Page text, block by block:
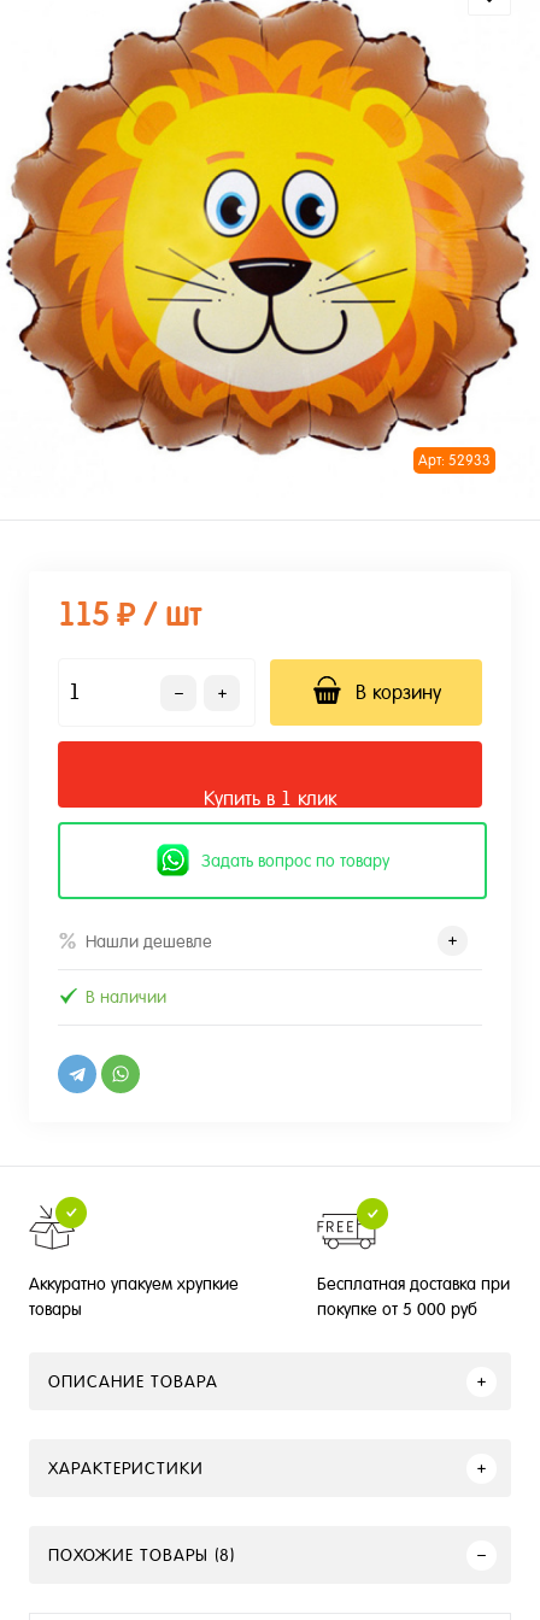
Арт: 52933
115 ₽ / шт
В корзину
Купить в 1 клик
Задать вопрос по товару
Нашли дешевле
В наличии
Аккуратно упакуем хрупкие
товары
Бесплатная доставка при
покупке от 5 000 руб
ОПИСАНИЕ ТОВАРА
ХАРАКТЕРИСТИКИ
ПОХОЖИЕ ТОВАРЫ (8)